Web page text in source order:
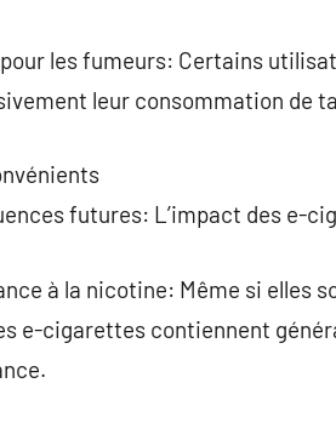
les fumeurs: Certains
leur consommation de
futures: L’impact des e-
à la nicotine: Même si elles
e-cigarettes contiennent